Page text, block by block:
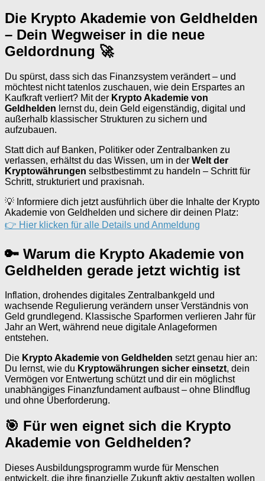
Die Krypto Akademie von Geldhelden
– Dein Wegweiser in die neue
Geldordnung 🚀
Du spürst, dass sich das Finanzsystem verändert – und
möchtest nicht tatenlos zuschauen, wie dein Erspartes an
Kaufkraft verliert? Mit der Krypto Akademie von
Geldhelden lernst du, dein Geld eigenständig, digital und
außerhalb klassischer Strukturen zu sichern und
aufzubauen.
Statt dich auf Banken, Politiker oder Zentralbanken zu
verlassen, erhältst du das Wissen, um in der Welt der
Kryptowährungen selbstbestimmt zu handeln – Schritt für
Schritt, strukturiert und praxisnah.
💡 Informiere dich jetzt ausführlich über die Inhalte der Krypto
Akademie von Geldhelden und sichere dir deinen Platz:
👉 Hier klicken für alle Details und Anmeldung
🔑 Warum die Krypto Akademie von
Geldhelden gerade jetzt wichtig ist
Inflation, drohendes digitales Zentralbankgeld und
wachsende Regulierung verändern unser Verständnis von
Geld grundlegend. Klassische Sparformen verlieren Jahr für
Jahr an Wert, während neue digitale Anlageformen
entstehen.
Die Krypto Akademie von Geldhelden setzt genau hier an:
Du lernst, wie du Kryptowährungen sicher einsetzt, dein
Vermögen vor Entwertung schützt und dir ein möglichst
unabhängiges Finanzfundament aufbaust – ohne Blindflug
und ohne Überforderung.
🎯 Für wen eignet sich die Krypto
Akademie von Geldhelden?
Dieses Ausbildungsprogramm wurde für Menschen
entwickelt, die ihre finanzielle Zukunft aktiv gestalten wollen